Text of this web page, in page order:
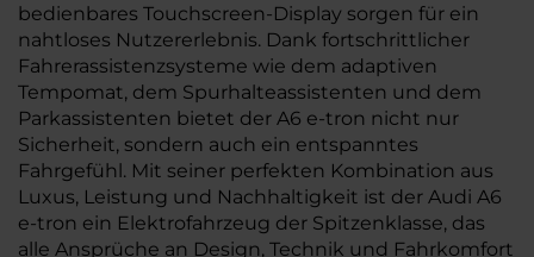
bedienbares Touchscreen-Display sorgen für ein
nahtloses Nutzererlebnis. Dank fortschrittlicher
Fahrerassistenzsysteme wie dem adaptiven
Tempomat, dem Spurhalteassistenten und dem
Parkassistenten bietet der A6 e-tron nicht nur
Sicherheit, sondern auch ein entspanntes
Fahrgefühl. Mit seiner perfekten Kombination aus
Luxus, Leistung und Nachhaltigkeit ist der Audi A6
e-tron ein Elektrofahrzeug der Spitzenklasse, das
alle Ansprüche an Design, Technik und Fahrkomfort